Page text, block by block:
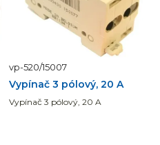
vp-520/15007
Vypínač 3 pólový, 20 A
Vypínač 3 pólový, 20 A